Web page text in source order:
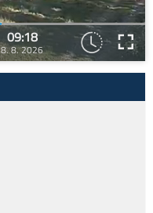
09:18
8. 8. 2026